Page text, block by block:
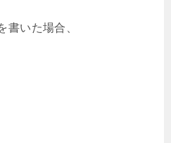
書いた場合、